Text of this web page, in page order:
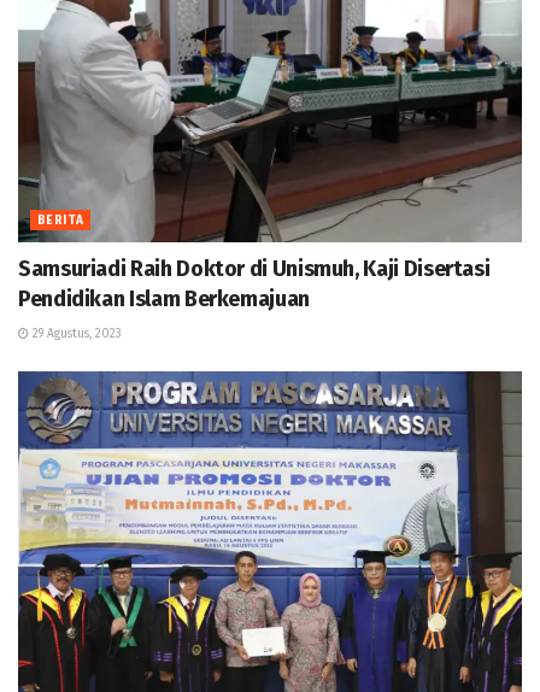
BERITA
Samsuriadi Raih Doktor di Unismuh, Kaji Disertasi
Pendidikan Islam Berkemajuan
29 Agustus, 2023